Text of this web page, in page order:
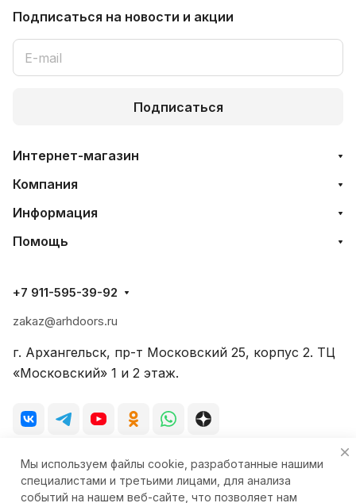
Подписаться на новости и акции
Подписаться
Интернет-магазин
Компания
Информация
Помощь
+7 911-595-39-92
zakaz@arhdoors.ru
г. Архангельск, пр-т Московский 25, корпус 2. ТЦ
«Московский» 1 и 2 этаж.
© 2026 Фирменный салон-магазин «Стиль-Двери»
Мы используем файлы cookie, разработанные нашими
специалистами и третьими лицами, для анализа
событий на нашем веб-сайте, что позволяет нам